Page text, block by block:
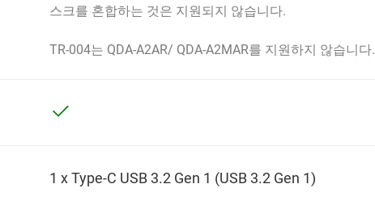
스크를 혼합하는 것은 지원되지 않습니다.
TR-004는 QDA-A2AR/ QDA-A2MAR를 지원하지 않습니다.
1 x Type-C USB 3.2 Gen 1 (USB 3.2 Gen 1)